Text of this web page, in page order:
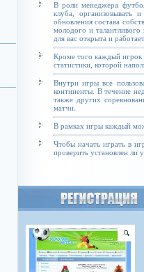
В роли менеджера
клуба, организовывать
обновления состава
молодого и талантливого
для вас открыта и
Кроме того каждый игрок
статистики, которой
Внутри игры все
континенты. В течение
также других
матчи.
В рамках игры каждый
Чтобы начать играть в
проверить установлен ли